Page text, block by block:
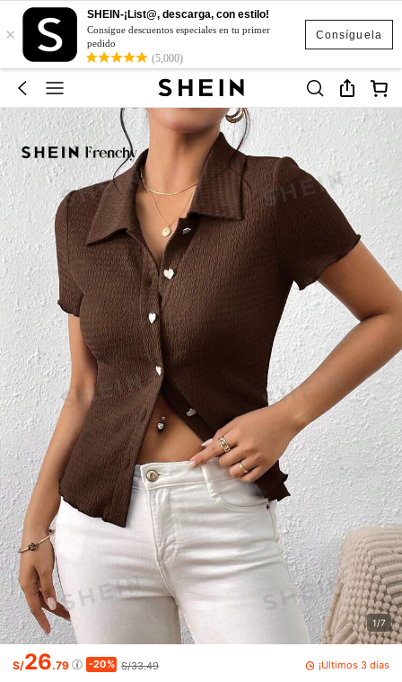
Consíguela
×
SHEIN-¡List@, descarga, con estilo!
Consigue descuentos especiales en tu primer
pedido
(5,000)
1/7
S/26.79 -20% S/33.49 ¡Últimos 3 días